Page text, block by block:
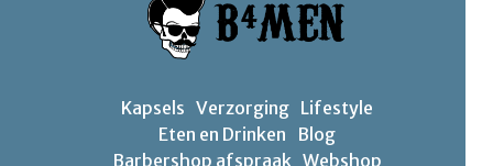
Kapsels Verzorging Lifestyle
Eten en Drinken
Blog
Barbershop afspraak Webshop